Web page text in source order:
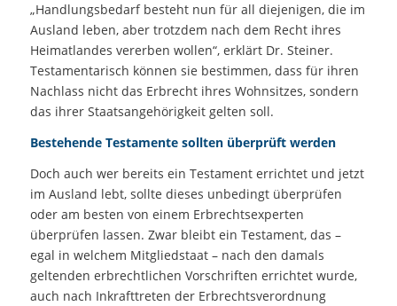
„Handlungsbedarf besteht nun für all diejenigen, die im
Ausland leben, aber trotzdem nach dem Recht ihres
Heimatlandes vererben wollen“, erklärt Dr. Steiner.
Testamentarisch können sie bestimmen, dass für ihren
Nachlass nicht das Erbrecht ihres Wohnsitzes, sondern
das ihrer Staatsangehörigkeit gelten soll.
Bestehende Testamente sollten überprüft werden
Doch auch wer bereits ein Testament errichtet und jetzt
im Ausland lebt, sollte dieses unbedingt überprüfen
oder am besten von einem Erbrechtsexperten
überprüfen lassen. Zwar bleibt ein Testament, das –
egal in welchem Mitgliedstaat – nach den damals
geltenden erbrechtlichen Vorschriften errichtet wurde,
auch nach Inkrafttreten der Erbrechtsverordnung